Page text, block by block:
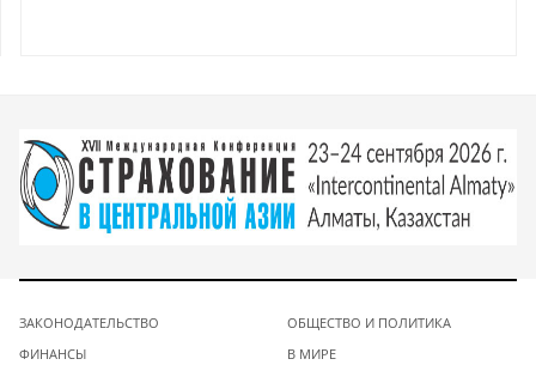
ЗАКОНОДАТЕЛЬСТВО
ФИНАНСЫ
ОБЩЕСТВО И ПОЛИТИКА
В МИРЕ